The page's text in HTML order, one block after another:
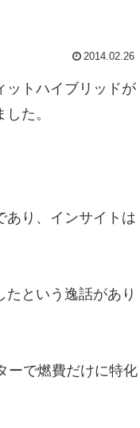
2014.02.26
ットハイブリッドが
た。
あり、インサイトは
たという逸話があり
ーで燃費だけに特化